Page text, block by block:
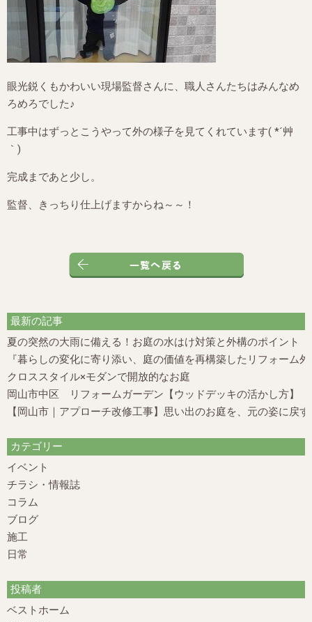
眼光鋭くもかわいい現場監督さんに、職人さんたちはみんなめ
ろめろでした♪
工事中はずっとこうやって外の様子を見てくれています( *´艸
｀)
完成まであと少し。
監督、きっちり仕上げますからね～～！
最新の記事
夏の突然の大雨に備える！お庭の水はけ対策と外構のポイント
『暮らしの変化に寄り添い、庭の価値を再構築したリフォーム
クロススタイル×モダンで開放的なお庭
岡山市中区 リフォームガーデン【ウッドデッキの活かし方】
【岡山市｜アプローチ改修工事】思い出のお庭を、元の姿に戻
カテゴリー
イベント
チラシ・情報誌
コラム
ブログ
施工
日常
投稿者
ベストホーム